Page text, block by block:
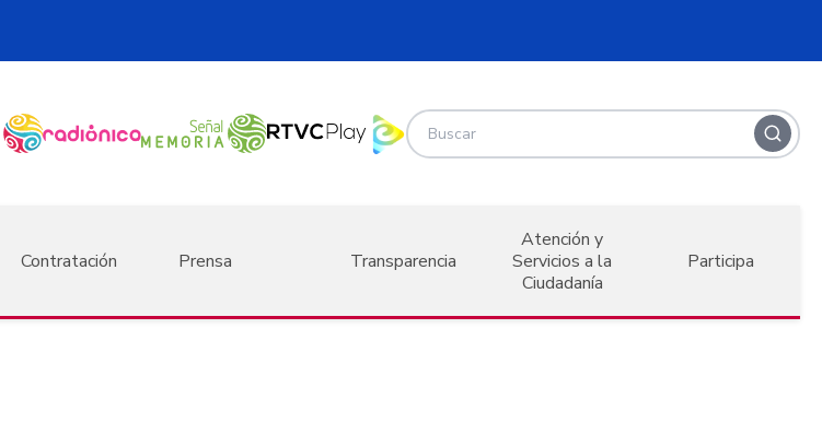
Contratación Prensa Transparencia
Atención y
Servicios a la
Ciudadanía
Participa